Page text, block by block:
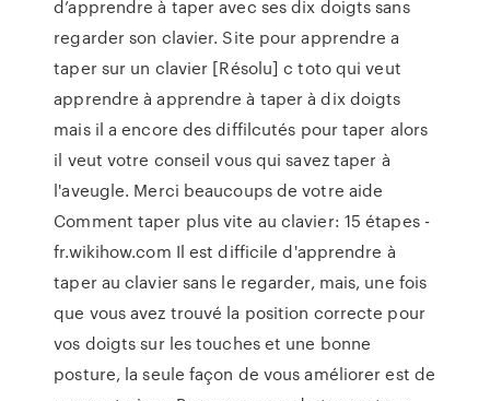
d’apprendre à taper avec ses dix doigts sans
regarder son clavier. Site pour apprendre a
taper sur un clavier [Résolu] c toto qui veut
apprendre à apprendre à taper à dix doigts
mais il a encore des diffilcutés pour taper alors
il veut votre conseil vous qui savez taper à
l'aveugle. Merci beaucoups de votre aide
Comment taper plus vite au clavier: 15 étapes -
fr.wikihow.com Il est difficile d'apprendre à
taper au clavier sans le regarder, mais, une fois
que vous avez trouvé la position correcte pour
vos doigts sur les touches et une bonne
posture, la seule façon de vous améliorer est de